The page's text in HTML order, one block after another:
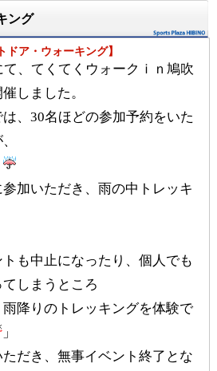
ング
ドア・ウォーキング】
て、てくてくウォークｉｎ鳩吹
しました。
、30名ほどの参加予約をいた
加いただき、雨の中トレッキ
トも中止になったり、個人でも
しまうところ
降りのトレッキングを体験で
」
だき、無事イベント終了とな